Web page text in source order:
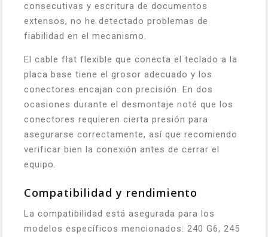
consecutivas y escritura de documentos
extensos, no he detectado problemas de
fiabilidad en el mecanismo.
El cable flat flexible que conecta el teclado a la
placa base tiene el grosor adecuado y los
conectores encajan con precisión. En dos
ocasiones durante el desmontaje noté que los
conectores requieren cierta presión para
asegurarse correctamente, así que recomiendo
verificar bien la conexión antes de cerrar el
equipo.
Compatibilidad y rendimiento
La compatibilidad está asegurada para los
modelos específicos mencionados: 240 G6, 245